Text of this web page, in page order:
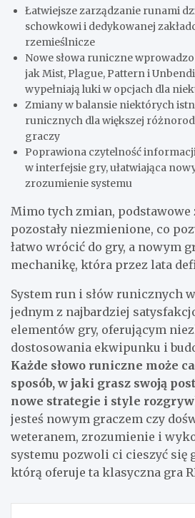
Łatwiejsze zarządzanie runami
schowkowi i dedykowanej
rzemieślnicze
Nowe słowa runiczne
jak Mist, Plague, Pattern i
wypełniają luki w opcjach dla
Zmiany w balansie niektórych
runicznych dla większej
graczy
Poprawiona czytelność
w interfejsie gry, ułatwiająca
zrozumienie systemu
Mimo tych zmian, podstawowe
pozostały niezmienione, co
łatwo wrócić do gry, a nowym
mechanikę, która przez lata
System run i słów runicznych
jednym z najbardziej
elementów gry, oferującym
dostosowania ekwipunku i
Każde słowo runiczne może
sposób, w jaki grasz swoją
nowe strategie i style
jesteś nowym graczem czy
weteranem, zrozumienie i
systemu pozwoli ci cieszyć się
którą oferuje ta klasyczna gra